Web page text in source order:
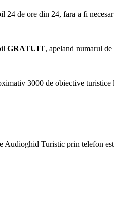
de ore din 24, fara a fi
GRATUIT, apeland numarul de
3000 de obiective turistice
Turistic prin telefon